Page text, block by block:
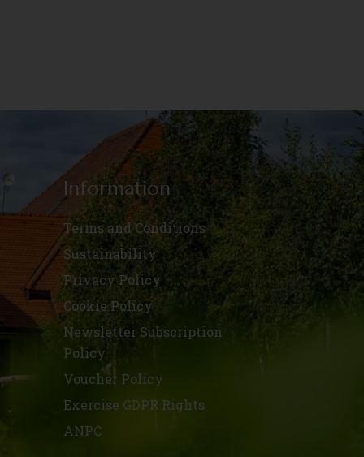
Information
Terms and Conditions
Sustainability
Privacy Policy
Cookie Policy
Newsletter Subscription
Policy
Voucher Policy
Exercise GDPR Rights
ANPC